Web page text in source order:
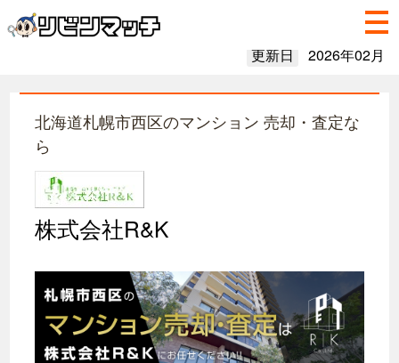
更新日 2026年02月
北海道札幌市西区のマンション 売却・査定な
ら
株式会社R&K